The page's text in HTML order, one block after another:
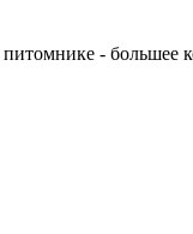
- большее